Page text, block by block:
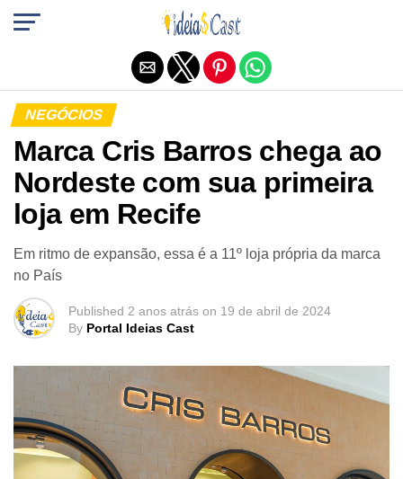
NEGÓCIOS
Marca Cris Barros chega ao
Nordeste com sua primeira
loja em Recife
Em ritmo de expansão, essa é a 11º loja própria da marca
no País
Published 2 anos atrás on 19 de abril de 2024
By Portal Ideias Cast
Sair da versão mobile